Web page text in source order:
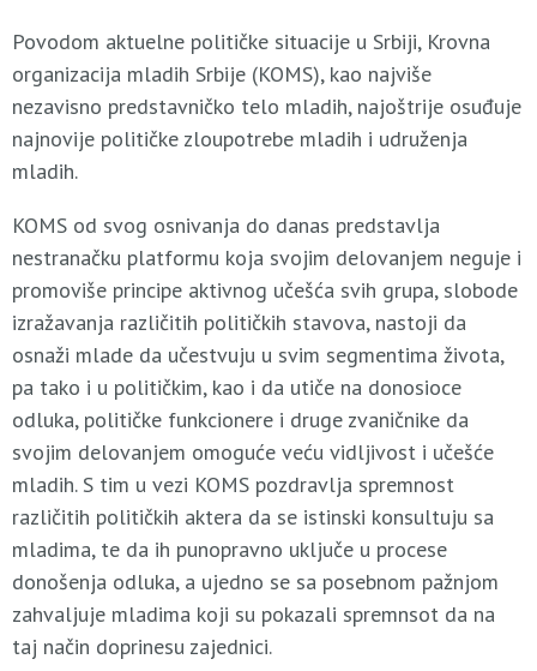
Povodom aktuelne političke situacije u Srbiji, Krovna
organizacija mladih Srbije (KOMS), kao najviše
nezavisno predstavničko telo mladih, najoštrije osuđuje
najnovije političke zloupotrebe mladih i udruženja
mladih.
KOMS od svog osnivanja do danas predstavlja
nestranačku platformu koja svojim delovanjem neguje i
promoviše principe aktivnog učešća svih grupa, slobode
izražavanja različitih političkih stavova, nastoji da
osnaži mlade da učestvuju u svim segmentima života,
pa tako i u političkim, kao i da utiče na donosioce
odluka, političke funkcionere i druge zvaničnike da
svojim delovanjem omoguće veću vidljivost i učešće
mladih. S tim u vezi KOMS pozdravlja spremnost
različitih političkih aktera da se istinski konsultuju sa
mladima, te da ih punopravno uključe u procese
donošenja odluka, a ujedno se sa posebnom pažnjom
zahvaljuje mladima koji su pokazali spremnsot da na
taj način doprinesu zajednici.